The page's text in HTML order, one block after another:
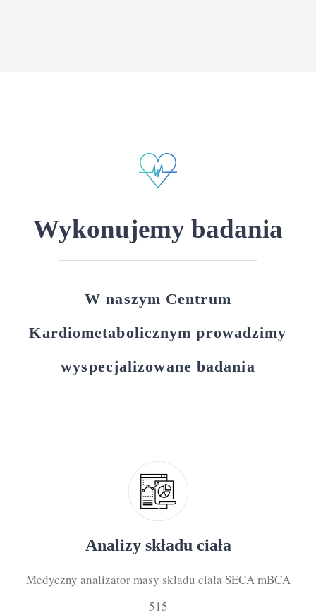
Wykonujemy badania
W naszym Centrum
Kardiometabolicznym prowadzimy
wyspecjalizowane badania
Analizy składu ciała
Medyczny analizator masy składu ciała SECA mBCA
515